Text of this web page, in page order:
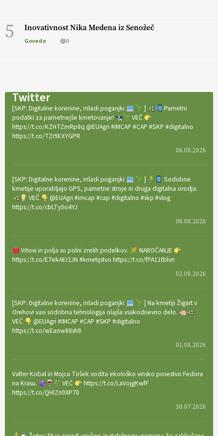
5 Inovativnost Nika Medena iz Senožeč
Govedo 0
Twitter
[SKP: Digitalne korenine, mladi poganjki ]
Pametni
podatki za pametnejše kmetovanje!
VEČ
https://t.co/KZHTZmRp8q @EUAgri #IMCAP #CAP #SKP #digitalno
https://t.co/TZr9EXYGPR
06.08.2026
[SKP: Digitalne korenine, mladi poganjki ]
Sodobne
kmetije uporabljajo GPS, pametne stroje in druga digitalna orodja.
VEČ
@EUAgri #imcap #cap #digitalno #skp #vlog
https://t.co/cbLTy5o4YJ
06.08.2026
Vrtovi in polja so polni zrelih pridelkov.
NAROČANJE
https://t.co/E7ekAEr2JN #kmetijstvo https://t.co/fPA11tblvn
02.08.2026
[SKP: Digitalne korenine, mladi poganjki
] Na kmetiji Žigart v
Orehovi vasi sodobna tehnologija olajša vsakodnevno delo.
VEČ
@EUAgri #IMCAP #CAP #SKP #digitalno
https://t.co/wEaow88sh8
01.08.2026
Valter Kobal in Mojca Tiršek vodita ekološko vinsko posestvo Fedora
na Krasu.
VEČ
https://t.co/LaVojgKwfF
https://t.co/QHIZn0XP70
30.07.2026